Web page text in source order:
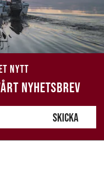
NYTT
NYHETSBREV
SKICKA